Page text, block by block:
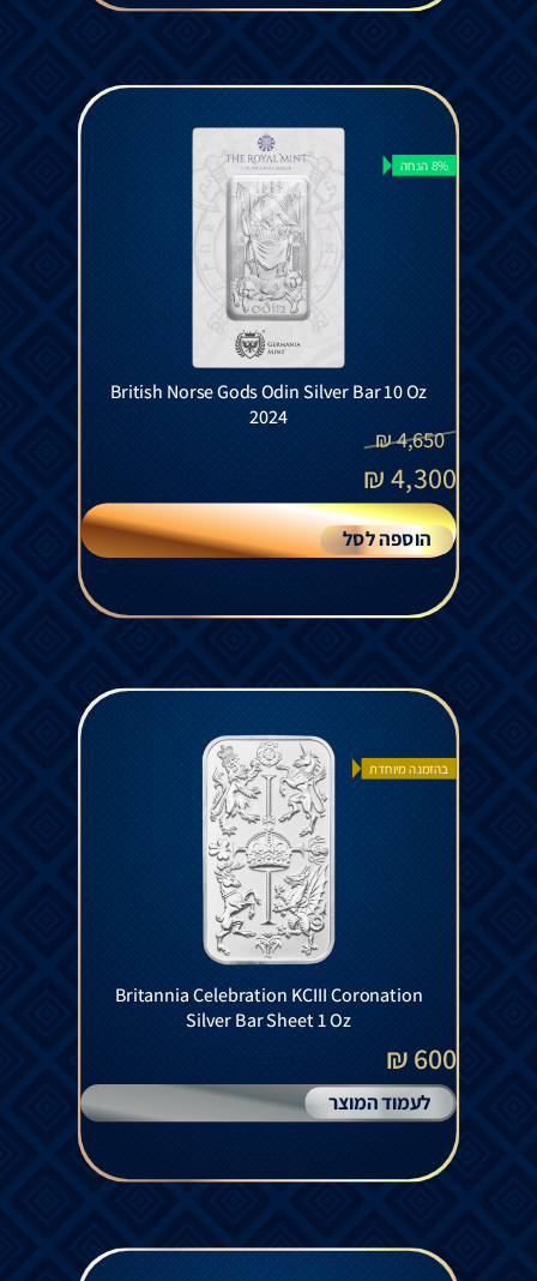
8% הנחה
British Norse Gods Odin Silver Bar 10 Oz
2024
4,650
₪
4,300
₪
הוספה לסל
בהזמנה מיוחדת
Britannia Celebration KCIII Coronation
Silver Bar Sheet 1 Oz
600 ₪
לעמוד המוצר